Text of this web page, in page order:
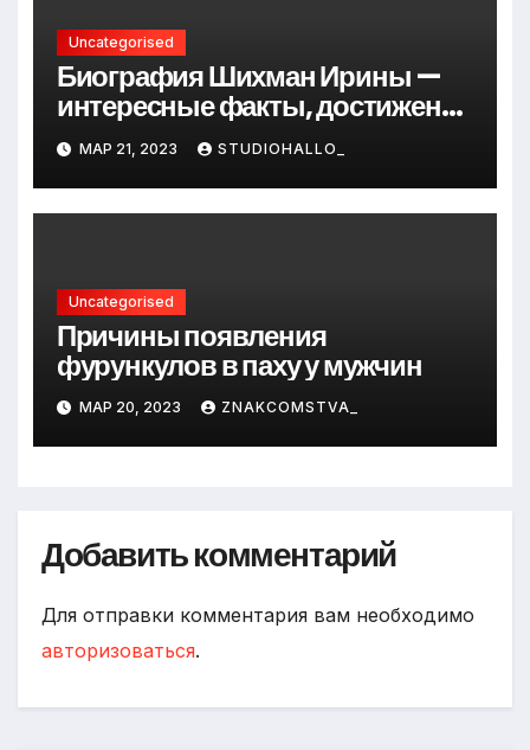
Uncategorised
Биография Шихман Ирины —
интересные факты, достижения
и путь к успеху
МАР 21, 2023 STUDIOHALLO_
Uncategorised
Причины появления
фурункулов в паху у мужчин
МАР 20, 2023 ZNAKCOMSTVA_
Добавить комментарий
Для отправки комментария вам необходимо
авторизоваться.